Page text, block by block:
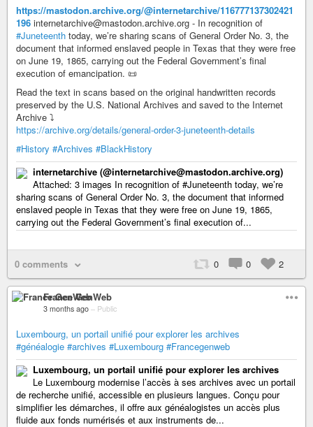
https://mastodon.archive.org/@internetarchive/116777137302421
196 internetarchive@mastodon.archive.org - In recognition of
#Juneteenth today, we’re sharing scans of General Order No. 3, the
document that informed enslaved people in Texas that they were free
on June 19, 1865, carrying out the Federal Government’s final
execution of emancipation. 📜
Read the text in scans based on the original handwritten records
preserved by the U.S. National Archives and saved to the Internet
Archive ⤵️
https://archive.org/details/general-order-3-juneteenth-details
#History #Archives #BlackHistory
internetarchive (@internetarchive@mastodon.archive.org)
Attached: 3 images In recognition of #Juneteenth today, we’re
sharing scans of General Order No. 3, the document that informed
enslaved people in Texas that they were free on June 19, 1865,
carrying out the Federal Government’s final execution of...
0 comments 0 0 2
France GenWeb
3 months ago – Public
Luxembourg, un portail unifié pour explorer les archives
#généalogie #archives #Luxembourg #Francegenweb
Luxembourg, un portail unifié pour explorer les archives
Le Luxembourg modernise l’accès à ses archives avec un portail
de recherche unifié, accessible en plusieurs langues. Conçu pour
simplifier les démarches, il offre aux généalogistes un accès plus
fluide aux fonds numérisés et aux instruments de...